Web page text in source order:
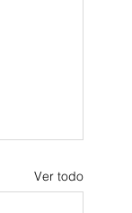
Ver todo